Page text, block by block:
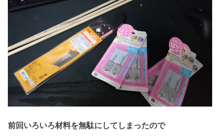
前回いろいろ材料を無駄にしてしまったので